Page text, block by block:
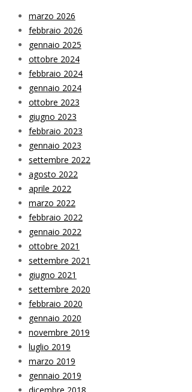
marzo 2026
febbraio 2026
gennaio 2025
ottobre 2024
febbraio 2024
gennaio 2024
ottobre 2023
giugno 2023
febbraio 2023
gennaio 2023
settembre 2022
agosto 2022
aprile 2022
marzo 2022
febbraio 2022
gennaio 2022
ottobre 2021
settembre 2021
giugno 2021
settembre 2020
febbraio 2020
gennaio 2020
novembre 2019
luglio 2019
marzo 2019
gennaio 2019